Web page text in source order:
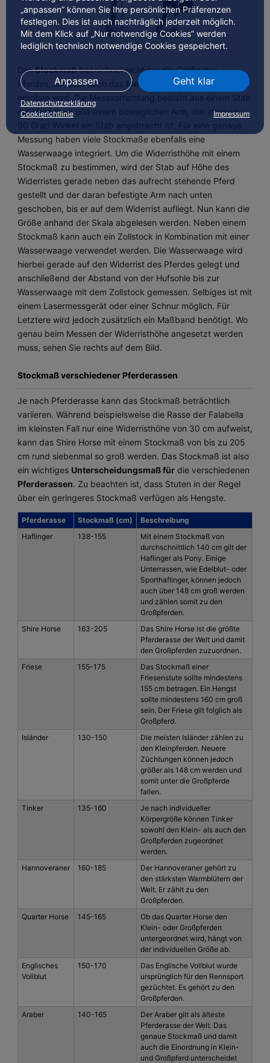
„anpassen” können Sie Ihre persönlichen Präferenzen
festlegen. Dies ist auch nachträglich jederzeit möglich.
Mit dem Klick auf „Nur notwendige Cookies” werden
lediglich technisch notwendige Cookies gespeichert.
Anpassen Geht klar
Datenschutzerklärung
Cookierichtlinie
Impressum
DasStockmaßbezeichnet nicht nur die Größe des
Pferdes, sondern auch das
Messgerät
, mit dem diese
mit Messskala und einem beweglichen Arm, der in einem
Messung haben viele Stockmaße ebenfalls eine
Wasserwaage integriert. Um die Widerristhöhe mit einem
Stockmaß zu bestimmen, wird der Stab auf Höhe des
Widerristes gerade neben das aufrecht stehende Pferd
gestellt und der daran befestigte Arm nach unten
geschoben, bis er auf dem Widerrist aufliegt. Nun kann die
Größe anhand der Skala abgelesen werden. Neben einem
Stockmaß kann auch ein Zollstock in Kombination mit einer
Wasserwaage verwendet werden. Die Wasserwaage wird
hierbei gerade auf den Widerrist des Pferdes gelegt und
anschließend der Abstand von der Hufsohle bis zur
Wasserwaage mit dem Zollstock gemessen. Selbiges ist mit
einem Lasermessgerät oder einer Schnur möglich. Für
Letztere wird jedoch zusätzlich ein Maßband benötigt. Wo
genau beim Messen der Widerristhöhe angesetzt werden
muss, sehen Sie rechts auf dem Bild.
Stockmaß verschiedener Pferderassen
Je nach Pferderasse kann das Stockmaß beträchtlich
variieren. Während beispielsweise die Rasse der Falabella
im kleinsten Fall nur eine Widerristhöhe von 30 cm aufweist,
kann das Shire Horse mit einem Stockmaß von bis zu 205
cm rund siebenmal so groß werden. Das Stockmaß ist also
ein wichtiges Unterscheidungsmaß für die verschiedenen
Pferderassen. Zu beachten ist, dass Stuten in der Regel
über ein geringeres Stockmaß verfügen als Hengste.
Pferderasse Stockmaß (cm)
Beschreibung
Haflinger
138-155
Mit einem Stockmaß von
durchschnittlich 140 cm gilt der
Haflinger als Pony. Einige
Unterrassen, wie Edelblut- oder
Sporthaflinger, können jedoch
auch über 148 cm groß werden
und zählen somit zu den
Großpferden.
Shire Horse
163-205
Das Shire Horse ist die größte
Pferderasse der Welt und damit
den Großpferden zuzuordnen.
Friese
155-175
Das Stockmaß einer
Friesenstute sollte mindestens
155 cm betragen. Ein Hengst
sollte mindestens 160 cm groß
sein. Der Friese gilt folglich als
Großpferd.
Isländer
130-150
Die meisten Isländer zählen zu
den Kleinpferden. Neuere
Züchtungen können jedoch
größer als 148 cm werden und
somit unter die Großpferde
fallen.
Tinker
135-160
Je nach individueller
Körpergröße können Tinker
sowohl den Klein- als auch den
Großpferden zugeordnet
werden.
Hannoveraner
160-185
Der Hannoveraner gehört zu
den stärksten Warmblütern der
Welt. Er zählt zu den
Großpferden.
Quarter Horse
145-165
Ob das Quarter Horse den
Klein- oder Großpferden
untergeordnet wird, hängt von
der individuellen Größe ab.
Englisches
Vollblut
150-170
Das Englische Vollblut wurde
ursprünglich für den Rennsport
gezüchtet. Es gehört zu den
Großpferden.
Araber
140-165
Der Araber gilt als älteste
Pferderasse der Welt. Das
genaue Stockmaß und damit
auch die Einordnung in Klein-
und Großpferd unterscheidet